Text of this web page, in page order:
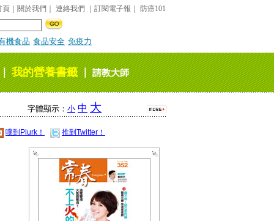
頁 關於我們 連絡我們 訂閱電子報 防癌101
機食品 食品安全 免疫力
我的營養書籤｜請教大師
字體顯示： 小 中 大
噗到Plurk！ 推到Twitter！